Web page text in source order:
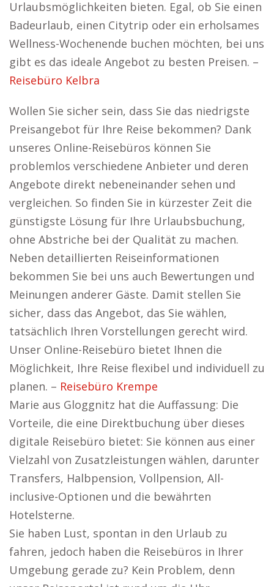
Urlaubsmöglichkeiten bieten. Egal, ob Sie einen
Badeurlaub, einen Citytrip oder ein erholsames
Wellness-Wochenende buchen möchten, bei uns
gibt es das ideale Angebot zu besten Preisen. –
Reisebüro Kelbra
Wollen Sie sicher sein, dass Sie das niedrigste
Preisangebot für Ihre Reise bekommen? Dank
unseres Online-Reisebüros können Sie
problemlos verschiedene Anbieter und deren
Angebote direkt nebeneinander sehen und
vergleichen. So finden Sie in kürzester Zeit die
günstigste Lösung für Ihre Urlaubsbuchung,
ohne Abstriche bei der Qualität zu machen.
Neben detaillierten Reiseinformationen
bekommen Sie bei uns auch Bewertungen und
Meinungen anderer Gäste. Damit stellen Sie
sicher, dass das Angebot, das Sie wählen,
tatsächlich Ihren Vorstellungen gerecht wird.
Unser Online-Reisebüro bietet Ihnen die
Möglichkeit, Ihre Reise flexibel und individuell zu
planen. – Reisebüro Krempe
Marie aus Gloggnitz hat die Auffassung: Die
Vorteile, die eine Direktbuchung über dieses
digitale Reisebüro bietet: Sie können aus einer
Vielzahl von Zusatzleistungen wählen, darunter
Transfers, Halbpension, Vollpension, All-
inclusive-Optionen und die bewährten
Hotelsterne.
Sie haben Lust, spontan in den Urlaub zu
fahren, jedoch haben die Reisebüros in Ihrer
Umgebung gerade zu? Kein Problem, denn